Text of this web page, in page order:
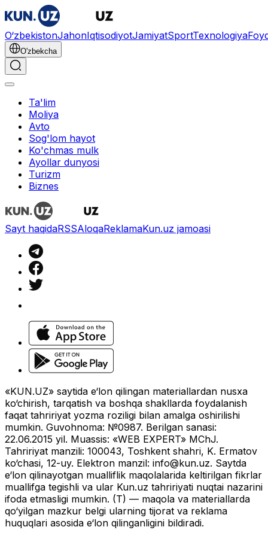
O‘zbekistonJahonIqtisodiyotJamiyatSportTexnologiya
O'zbekcha
Ta'lim
Moliya
Avto
Sog'lom hayot
Ko'chmas mulk
Ayollar dunyosi
Turizm
Biznes
Sayt haqidaRSSAloqaReklamaKun.uz jamoasi
«KUN.UZ» saytida e‘lon qilingan materiallardan nusxa
ko‘chirish, tarqatish va boshqa shakllarda foydalanish
faqat tahririyat yozma roziligi bilan amalga oshirilishi
mumkin. Guvohnoma: №0987. Berilgan sanasi:
22.06.2015 yil. Muassis: «WEB EXPERT» MChJ.
Tahririyat manzili: 100043, Toshkent shahri, K. Ermatov
ko‘chasi, 12-uy. Elektron manzil: info@kun.uz. Saytda
e‘lon qilinayotgan mualliflik maqolalarida keltirilgan fikrlar
muallifga tegishli va ular Kun.uz tahririyati nuqtai nazarini
ifoda etmasligi mumkin. (T) — maqola va materiallarda
qo‘yilgan mazkur belgi ularning tijorat va reklama
huquqlari asosida e‘lon qilinganligini bildiradi.